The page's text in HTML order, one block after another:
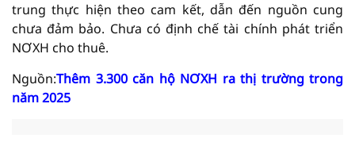
trung thực hiện theo cam kết, dẫn đến nguồn cung
chưa đảm bảo. Chưa có định chế tài chính phát triển
NƠXH cho thuê.
Nguồn:Thêm 3.300 căn hộ NƠXH ra thị trường trong
năm 2025